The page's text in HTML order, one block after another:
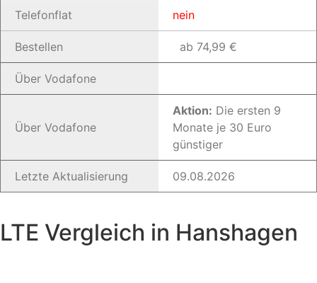
Telefonflat nein
Bestellen ab 74,99 €
Über Vodafone
Über Vodafone
Aktion: Die ersten 9
Monate je 30 Euro
günstiger
Letzte Aktualisierung 09.08.2026
LTE Vergleich in Hanshagen